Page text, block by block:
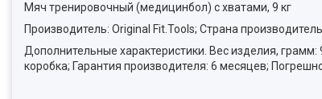
Мяч тренировочный (медицинбол) с хватами, 9 кг
Производитель: Original Fit.Tools; Страна
Дополнительные характеристики. Вес изделия,
коробка; Гарантия производителя: 6 месяцев;